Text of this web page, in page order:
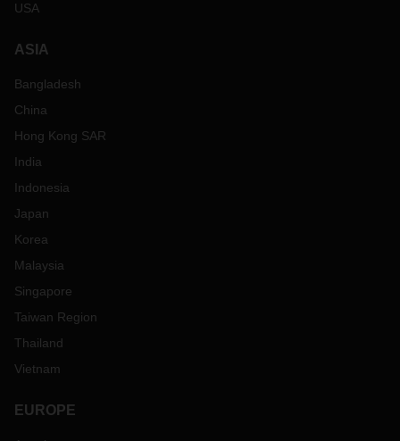
USA
ASIA
Bangladesh
China
Hong Kong SAR
India
Indonesia
Japan
Korea
Malaysia
Singapore
Taiwan Region
Thailand
Vietnam
EUROPE